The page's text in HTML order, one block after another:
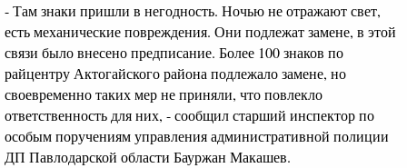
- Там знаки пришли в негодность. Ночью не отражают свет,
есть механические повреждения. Они подлежат замене, в этой
связи было внесено предписание. Более 100 знаков по
райцентру Актогайского района подлежало замене, но
своевременно таких мер не приняли, что повлекло
ответственность для них, - сообщил старший инспектор по
особым поручениям управления административной полиции
ДП Павлодарской области Бауржан Макашев.